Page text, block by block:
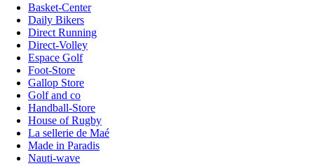
Basket-Center
Daily Bikers
Direct Running
Direct-Volley
Espace Golf
Foot-Store
Gallop Store
Golf and co
Handball-Store
House of Rugby
La sellerie de Maé
Made in Paradis
Nauti-wave